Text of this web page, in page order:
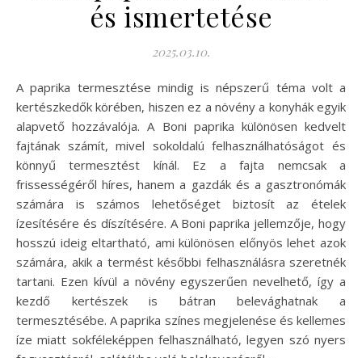
és ismertetése
2025.03.10.
A paprika termesztése mindig is népszerű téma volt a
kertészkedők körében, hiszen ez a növény a konyhák egyik
alapvető hozzávalója. A Boni paprika különösen kedvelt
fajtának számít, mivel sokoldalú felhasználhatóságot és
könnyű termesztést kínál. Ez a fajta nemcsak a
frissességéről híres, hanem a gazdák és a gasztronómák
számára is számos lehetőséget biztosít az ételek
ízesítésére és díszítésére. A Boni paprika jellemzője, hogy
hosszú ideig eltartható, ami különösen előnyös lehet azok
számára, akik a termést későbbi felhasználásra szeretnék
tartani. Ezen kívül a növény egyszerűen nevelhető, így a
kezdő kertészek is bátran belevághatnak a
termesztésébe. A paprika színes megjelenése és kellemes
íze miatt sokféleképpen felhasználható, legyen szó nyers